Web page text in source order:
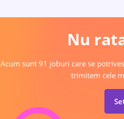
Nu
Acum sunt 91 joburi care se
trimitem cele